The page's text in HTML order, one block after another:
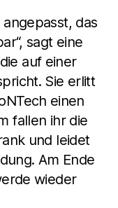
das
sagt eine
auf einer
Sie erlitt
einen
fallen ihr die
und leidet
Am Ende
wieder